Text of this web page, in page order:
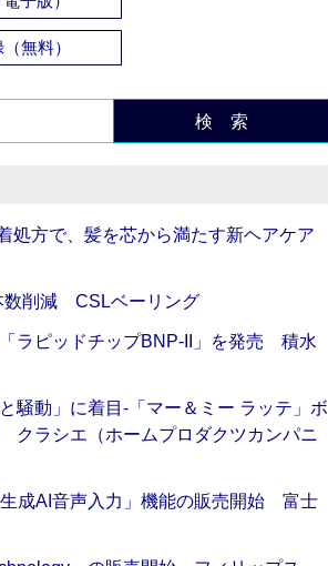
無料）
検 索
処方で、髪を芯から満たす新ヘアケア
数削減 CSLベーリング
ラピッドチップBNP-II」を発売 積水
騒動」に着目‐「マー＆ミー ラッテ」ボ
クラシエ（ホームプロダクツカンパニ
生成AI音声入力」機能の販売開始 富士